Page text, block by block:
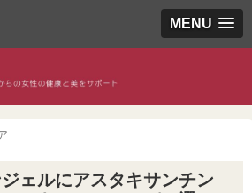
MENU
ェルにアスタキサンチン